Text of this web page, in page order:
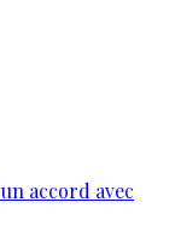
accord avec